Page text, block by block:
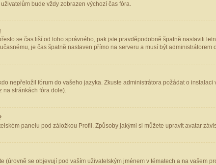
bude vždy zobrazen výchozí čas fóra.
se čas liší od toho správného, pak jste pravděpodobně špatně nastavili
je čas špatně nastaven přímo na serveru a musí být administrátorem
nepřeložil fórum do vašeho jazyka. Zkuste administrátora požádat o
na stránkách fóra dole).
panelu pod záložkou Profil. Způsoby jakými si můžete upravit avatar
(úrovně se objevují pod vaším uživatelským jménem v tématech a na